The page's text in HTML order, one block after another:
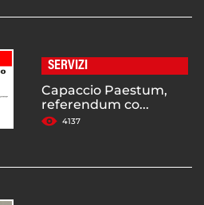
SERVIZI
Capaccio Paestum,
referendum co...
4137